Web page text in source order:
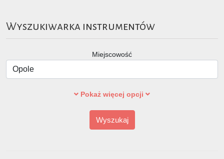
Wyszukiwarka instrumentów
Miejscowość
Pokaż więcej opcji
Wyszukaj